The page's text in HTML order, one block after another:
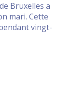
Bruxelles a
mari. Cette
vingt-